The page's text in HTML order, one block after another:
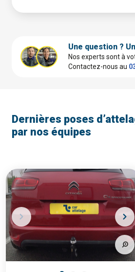
Une question ?
Nos experts sont à
Contactez-nous au
Dernières poses
par nos équipes